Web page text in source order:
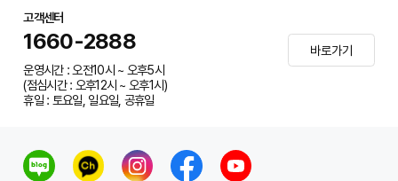
고객센터
1660-2888
운영시간 : 오전10시 ~ 오후5시
(점심시간 : 오후12시 ~ 오후1시)
휴일 : 토요일, 일요일, 공휴일
바로가기